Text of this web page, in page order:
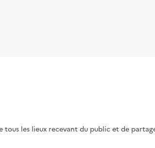
les lieux recevant du public et de